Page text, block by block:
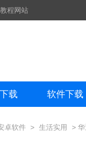
程网站
载 软件下载
卓软件 > 生活实用 >